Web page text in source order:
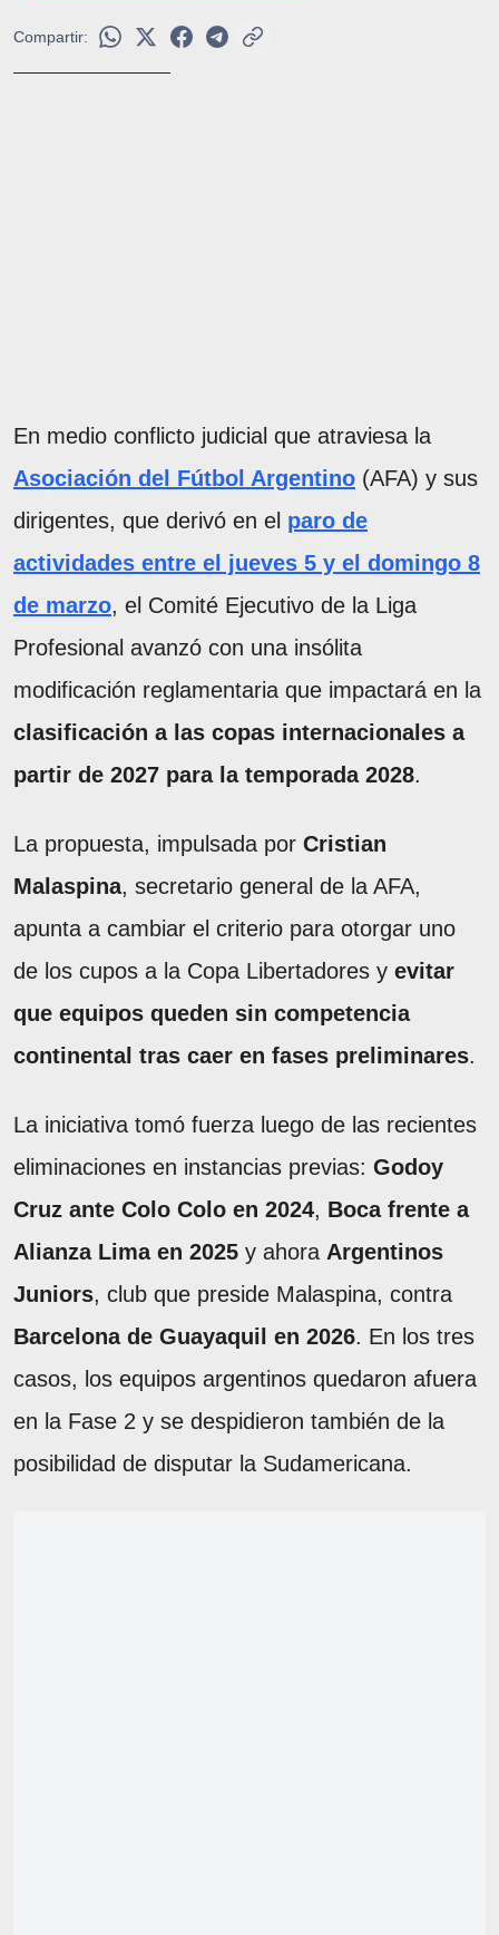
Compartir:
En medio conflicto judicial que atraviesa la
Asociación del Fútbol Argentino (AFA) y sus
dirigentes, que derivó en el paro de
actividades entre el jueves 5 y el domingo 8
de marzo, el Comité Ejecutivo de la Liga
Profesional avanzó con una insólita
modificación reglamentaria que impactará en la
clasificación a las copas internacionales a
partir de 2027 para la temporada 2028.
La propuesta, impulsada por Cristian
Malaspina, secretario general de la AFA,
apunta a cambiar el criterio para otorgar uno
de los cupos a la Copa Libertadores y evitar
que equipos queden sin competencia
continental tras caer en fases preliminares.
La iniciativa tomó fuerza luego de las recientes
eliminaciones en instancias previas: Godoy
Cruz ante Colo Colo en 2024, Boca frente a
Alianza Lima en 2025 y ahora Argentinos
Juniors, club que preside Malaspina, contra
Barcelona de Guayaquil en 2026. En los tres
casos, los equipos argentinos quedaron afuera
en la Fase 2 y se despidieron también de la
posibilidad de disputar la Sudamericana.